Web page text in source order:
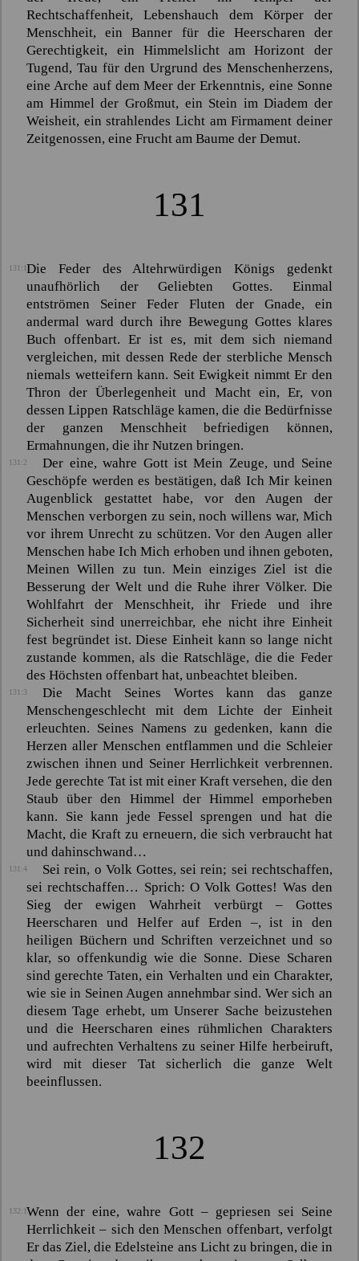
Rechtschaffenheit, Lebenshauch dem Körper der
Menschheit, ein Banner für die Heerscharen der
Gerechtigkeit, ein Himmelslicht am Horizont der
Tugend, Tau für den Urgrund des Menschenherzens,
eine Arche auf dem Meer der Erkenntnis, eine Sonne
am Himmel der Großmut, ein Stein im Diadem der
Weisheit, ein strahlendes Licht am Firmament deiner
Zeitgenossen, eine Frucht am Baume der Demut.
131
131:1Die Feder des Altehrwürdigen Königs gedenkt
unaufhörlich der Geliebten Gottes. Einmal
entströmen Seiner Feder Fluten der Gnade, ein
andermal ward durch ihre Bewegung Gottes klares
Buch offenbart. Er ist es, mit dem sich niemand
vergleichen, mit dessen Rede der sterbliche Mensch
niemals wetteifern kann. Seit Ewigkeit nimmt Er den
Thron der Überlegenheit und Macht ein, Er, von
dessen Lippen Ratschläge kamen, die die Bedürfnisse
der ganzen Menschheit befriedigen können,
Ermahnungen, die ihr Nutzen bringen.
131:2
Der eine, wahre Gott ist Mein Zeuge, und Seine
Geschöpfe werden es bestätigen, daß Ich Mir keinen
Augenblick gestattet habe, vor den Augen der
Menschen verborgen zu sein, noch willens war, Mich
vor ihrem Unrecht zu schützen. Vor den Augen aller
Menschen habe Ich Mich erhoben und ihnen geboten,
Meinen Willen zu tun. Mein einziges Ziel ist die
Besserung der Welt und die Ruhe ihrer Völker. Die
Wohlfahrt der Menschheit, ihr Friede und ihre
Sicherheit sind unerreichbar, ehe nicht ihre Einheit
fest begründet ist. Diese Einheit kann so lange nicht
zustande kommen, als die Ratschläge, die die Feder
des Höchsten offenbart hat, unbeachtet bleiben.
131:3
Die Macht Seines Wortes kann das ganze
Menschengeschlecht mit dem Lichte der Einheit
erleuchten. Seines Namens zu gedenken, kann die
Herzen aller Menschen entflammen und die Schleier
zwischen ihnen und Seiner Herrlichkeit verbrennen.
Jede gerechte Tat ist mit einer Kraft versehen, die den
Staub über den Himmel der Himmel emporheben
kann. Sie kann jede Fessel sprengen und hat die
Macht, die Kraft zu erneuern, die sich verbraucht hat
und dahinschwand…
131:4
Sei rein, o Volk Gottes, sei rein; sei rechtschaffen,
sei rechtschaffen… Sprich: O Volk Gottes! Was den
Sieg der ewigen Wahrheit verbürgt – Gottes
Heerscharen und Helfer auf Erden –, ist in den
heiligen Büchern und Schriften verzeichnet und so
klar, so offenkundig wie die Sonne. Diese Scharen
sind gerechte Taten, ein Verhalten und ein Charakter,
wie sie in Seinen Augen annehmbar sind. Wer sich an
diesem Tage erhebt, um Unserer Sache beizustehen
und die Heerscharen eines rühmlichen Charakters
und aufrechten Verhaltens zu seiner Hilfe herbeiruft,
wird mit dieser Tat sicherlich die ganze Welt
beeinflussen.
132
132:1Wenn der eine, wahre Gott – gepriesen sei Seine
Herrlichkeit – sich den Menschen offenbart, verfolgt
Er das Ziel, die Edelsteine ans Licht zu bringen, die in